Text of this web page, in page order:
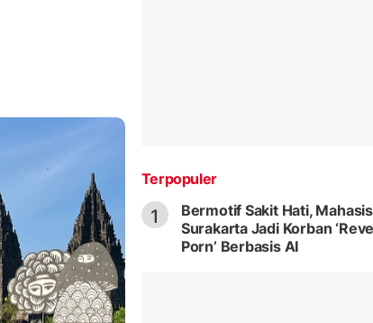
Terpopuler
1
Bermotif Sakit Hati,
Surakarta Jadi Korban
Porn’ Berbasis AI